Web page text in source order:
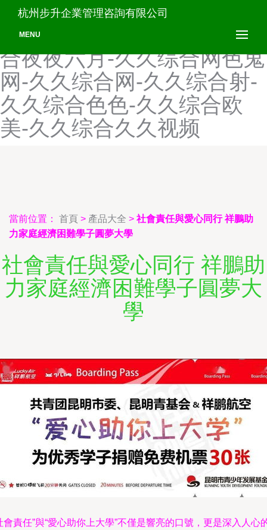
久久做久久爽-久久最新亚
洲-久久综合伊人网-久久综
合夜夜六月-久久综合网色鬼
网-久久综合网-久久综合射-
久久综合色色-久久综合欧
美-久久综合久久视频
杭州步升企業管理咨詢有限公司
MENU
當前位置： 首頁 > 產品大全 > 社會責任與愛心同行 祥鵬助
力家庭經濟困難學子圓夢大學
社會責任與愛心同行 祥鵬助
力家庭經濟困難學子圓夢大
學
會責任”與“愛心助你上大學”不僅是響亮的口號，更是深入人心